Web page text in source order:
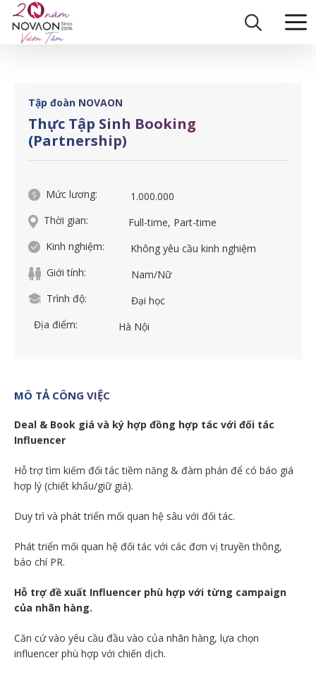
content
Trang chủ |
Tập đoàn NOVAON
Thực Tập Sinh Booking
(Partnership)
Mức lương:
1.000.000
Thời gian:
Full-time, Part-time
Kinh nghiệm:
Không yêu cầu kinh nghiệm
Giới tính:
Nam/Nữ
Trình độ:
Đại học
Địa điểm:
Hà Nội
MÔ TẢ CÔNG VIỆC
Deal & Book giá và ký hợp đồng hợp tác với đối tác
Influencer
Hỗ trợ tìm kiếm đối tác tiềm năng & đàm phán để có báo giá
hợp lý (chiết khấu/giữ giá).
Duy trì và phát triển mối quan hệ sâu với đối tác.
Phát triển mối quan hệ đối tác với các đơn vị truyền thông,
báo chí PR.
Hỗ trợ đề xuất Influencer phù hợp với từng campaign
của nhãn hàng.
Căn cứ vào yêu cầu đầu vào của nhãn hàng, lựa chọn
influencer phù hợp với chiến dịch.